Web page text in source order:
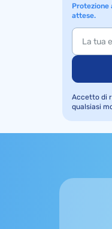
Protezione
attese.
Accetto di
qualsiasi